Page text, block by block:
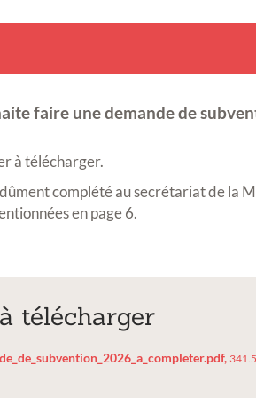
faire une demande de
à télécharger.
complété au secrétariat de la
en page 6.
télécharger